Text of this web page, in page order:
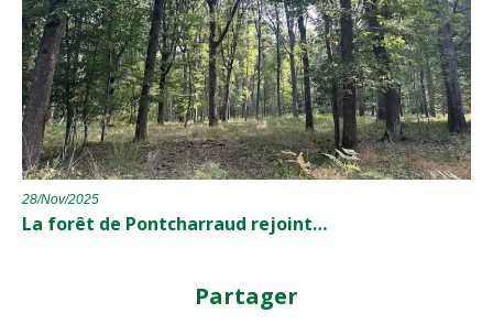
28/Nov/2025
La forêt de Pontcharraud rejoint…
Partager